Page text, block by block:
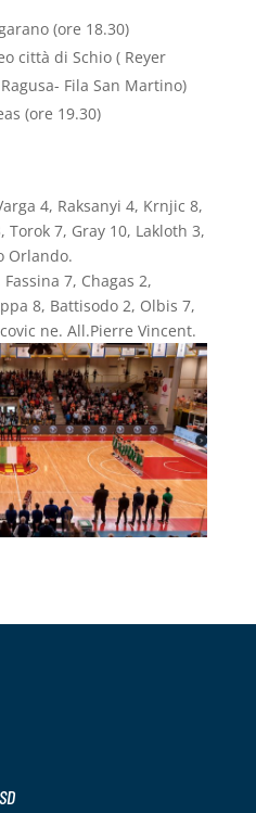
(ore 18.30)
città di Schio ( Reyer
Fila San Martino)
(ore 19.30)
4, Raksanyi 4, Krnjic 8,
Torok 7, Gray 10, Lakloth 3,
Orlando.
7, Chagas 2,
8, Battisodo 2, Olbis 7,
ne. All.Pierre Vincent.